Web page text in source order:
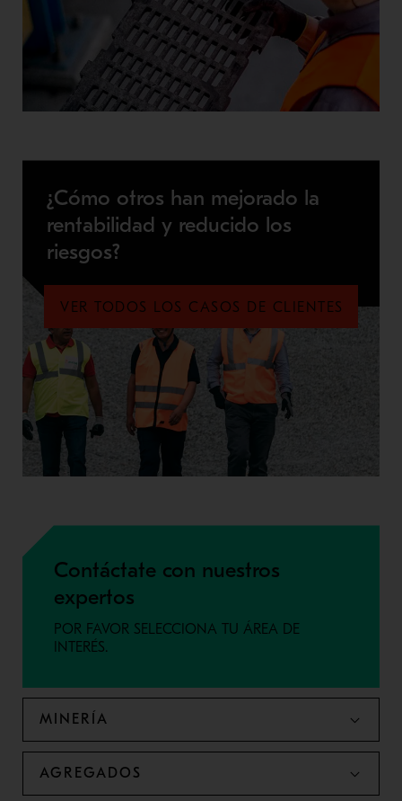
¿Cómo otros han mejorado la
rentabilidad y reducido los
riesgos?
VER TODOS LOS CASOS DE CLIENTES
Contáctate con nuestros
expertos
POR FAVOR SELECCIONA TU ÁREA DE
INTERÉS.
MINERÍA
AGREGADOS